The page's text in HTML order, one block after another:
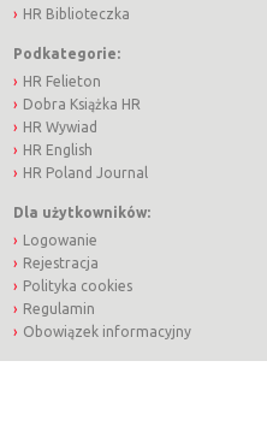
HR Biblioteczka
Podkategorie:
HR Felieton
Dobra Książka HR
HR Wywiad
HR English
HR Poland Journal
Dla użytkowników:
Logowanie
Rejestracja
Polityka cookies
Regulamin
Obowiązek informacyjny